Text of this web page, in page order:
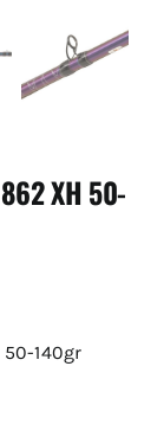
XH 50-
140gr